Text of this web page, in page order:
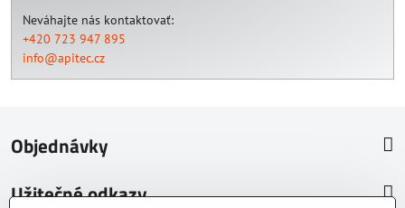
Neváhajte nás kontaktovať:
+420 723 947 895
info@apitec.cz
Objednávky
Užitečné odkazy